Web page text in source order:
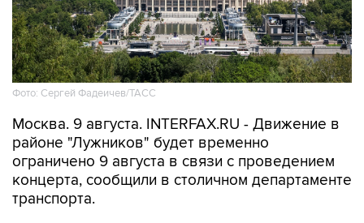
Фото: Сергей Фадеичев/ТАСС
Москва. 9 августа. INTERFAX.RU - Движение в
районе "Лужников" будет временно
ограничено 9 августа в связи с проведением
концерта, сообщили в столичном департаменте
транспорта.